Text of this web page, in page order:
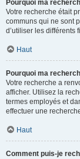
Pourquoi ma
Votre recherche était
communs qui ne sont
d’utiliser les différents
Haut
Pourquoi ma
Votre recherche a
afficher. Utilisez la
termes employés et
effectuer une
Haut
Comment puis-je